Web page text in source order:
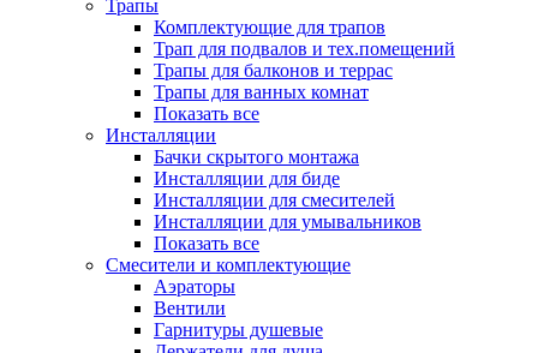
Трапы
Комплектующие для трапов
Трап для подвалов и тех.помещений
Трапы для балконов и террас
Трапы для ванных комнат
Показать все
Инсталляции
Бачки скрытого монтажа
Инсталляции для биде
Инсталляции для смесителей
Инсталляции для умывальников
Показать все
Смесители и комплектующие
Аэраторы
Вентили
Гарнитуры душевые